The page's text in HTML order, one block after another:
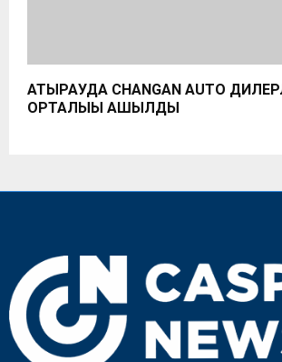
АТЫРАУДА CHANGAN AUTO
ОРТАЛЫҒЫ АШЫЛДЫ